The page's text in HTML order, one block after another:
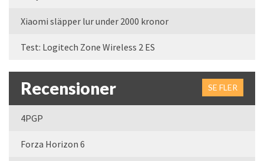
Xiaomi släpper lur under 2000 kronor
Test: Logitech Zone Wireless 2 ES
Recensioner SE FLER
4PGP
Forza Horizon 6